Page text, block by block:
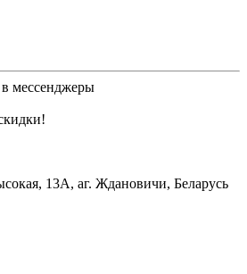
мессенджеры
13А, аг. Ждановичи, Беларусь